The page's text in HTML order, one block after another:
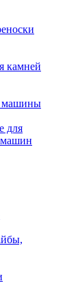
камней
машины
для
машин